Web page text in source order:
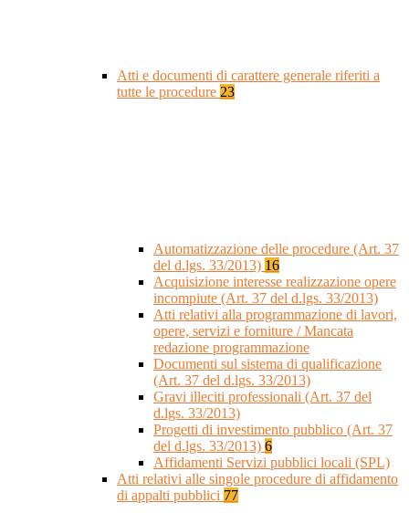
Atti e documenti di carattere generale riferiti a
tutte le procedure 23
Automatizzazione delle procedure (Art. 37
del d.lgs. 33/2013) 16
Acquisizione interesse realizzazione opere
incompiute (Art. 37 del d.lgs. 33/2013)
Atti relativi alla programmazione di lavori,
opere, servizi e forniture / Mancata
redazione programmazione
Documenti sul sistema di qualificazione
(Art. 37 del d.lgs. 33/2013)
Gravi illeciti professionali (Art. 37 del
d.lgs. 33/2013)
Progetti di investimento pubblico (Art. 37
del d.lgs. 33/2013) 6
Affidamenti Servizi pubblici locali (SPL)
Atti relativi alle singole procedure di affidamento
di appalti pubblici 77